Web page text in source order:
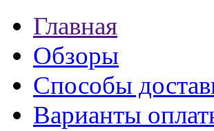
Главная
Обзоры
Способы
Варианты